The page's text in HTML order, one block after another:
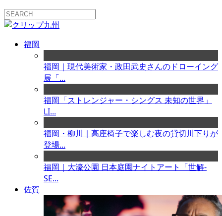
福岡
福岡｜現代美術家・政田武史さんのドローイング
展「...
福岡「ストレンジャー・シングス 未知の世界」
LI...
福岡・柳川｜高座椅子で楽しむ夜の貸切川下りが
登場...
福岡｜大濠公園 日本庭園ナイトアート「世解-
SE...
佐賀